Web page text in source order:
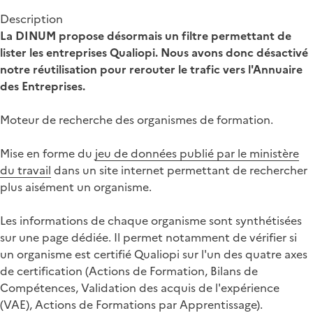
Description
La DINUM propose désormais un filtre permettant de
lister les entreprises Qualiopi. Nous avons donc désactivé
notre réutilisation pour rerouter le trafic vers l'Annuaire
des Entreprises.
Moteur de recherche des organismes de formation.
Mise en forme du jeu de données publié par le ministère
du travail dans un site internet permettant de rechercher
plus aisément un organisme.
Les informations de chaque organisme sont synthétisées
sur une page dédiée. Il permet notamment de vérifier si
un organisme est certifié Qualiopi sur l'un des quatre axes
de certification (Actions de Formation, Bilans de
Compétences, Validation des acquis de l'expérience
(VAE), Actions de Formations par Apprentissage).